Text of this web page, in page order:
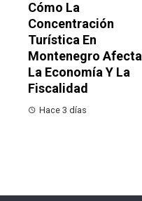
Cómo La
Concentración
Turística En
Montenegro Afecta
La Economía Y La
Fiscalidad
Hace 3 días